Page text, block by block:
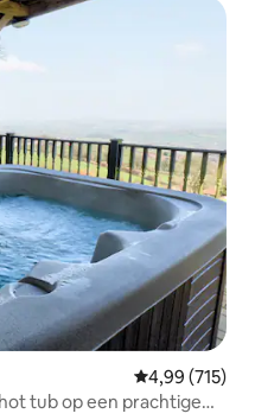
Gemiddelde
4,99 (715)
tub op een prachtige